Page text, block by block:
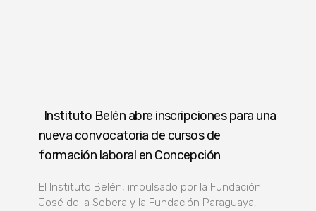
Instituto Belén abre inscripciones para una
nueva convocatoria de cursos de
formación laboral en Concepción
El Instituto Belén, impulsado por la Fundación
José de la Sobera y la Fundación Paraguaya,